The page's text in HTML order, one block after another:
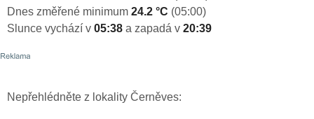
Dnes změřené minimum 24.2 °C (05:00)
Slunce vychází v 05:38 a zapadá v 20:39
Nepřehlédněte z lokality Černěves: